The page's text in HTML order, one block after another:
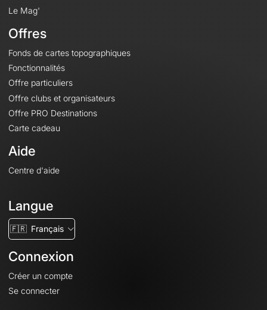
Le Mag'
Offres
Fonds de cartes topographiques
Fonctionnalités
Offre particuliers
Offre clubs et organisateurs
Offre PRO Destinations
Carte cadeau
Aide
Centre d'aide
Langue
🇫🇷 Français
Connexion
Créer un compte
Se connecter